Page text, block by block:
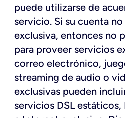
puede utilizarse de
servicio. Si su cuenta
exclusiva, entonces no
para proveer servicios
correo electrónico,
streaming de audio o
exclusivas pueden
servicios DSL